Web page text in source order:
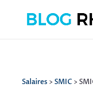
Salaires> SMIC >